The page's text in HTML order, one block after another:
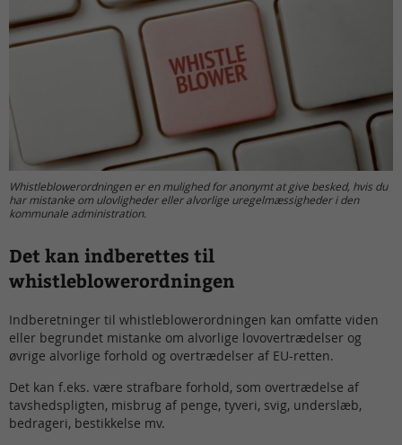
Whistleblowerordningen er en mulighed for anonymt at give besked, hvis du
har mistanke om ulovligheder eller alvorlige uregelmæssigheder i den
kommunale administration.
Det kan indberettes til
whistleblowerordningen
Indberetninger til whistleblowerordningen kan omfatte viden
eller begrundet mistanke om alvorlige lovovertrædelser og
øvrige alvorlige forhold og overtrædelser af EU-retten.
Det kan f.eks. være strafbare forhold, som overtrædelse af
tavshedspligten, misbrug af penge, tyveri, svig, underslæb,
bedrageri, bestikkelse mv.